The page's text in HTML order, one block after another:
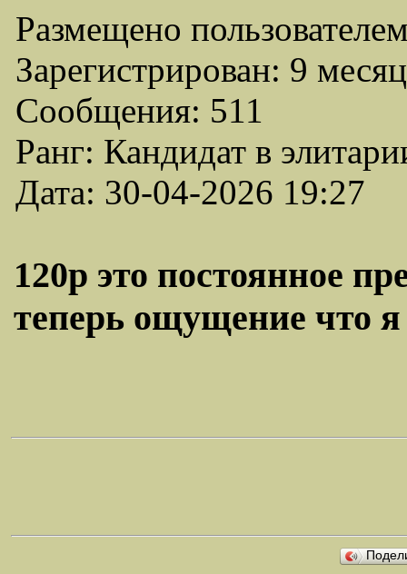
Размещено
Зарегистрирован: 9
Сообщения: 511
Ранг: Кандидат в
Дата: 30-04-2026 19:27
120р это постоянное
теперь ощущение что